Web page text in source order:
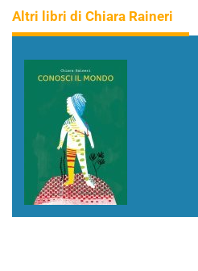
Altri libri di Chiara Raineri